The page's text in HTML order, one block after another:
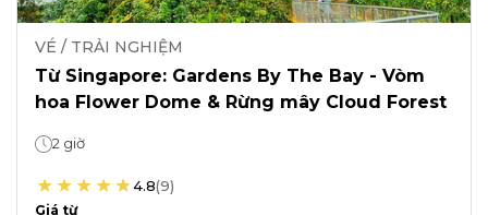
VÉ / TRẢI NGHIỆM
Từ Singapore: Gardens By The Bay - Vòm
hoa Flower Dome & Rừng mây Cloud Forest
2 giờ
4.8(9)
Giá từ